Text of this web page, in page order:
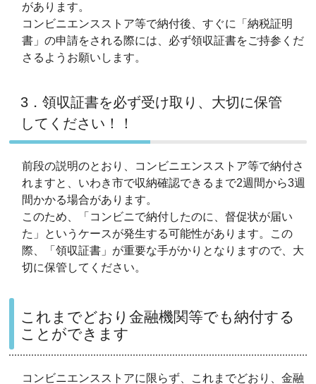
があります。
コンビニエンスストア等で納付後、すぐに「納税証明
書」の申請をされる際には、必ず領収証書をご持参くだ
さるようお願いします。
3．領収証書を必ず受け取り、大切に保管
してください！！
前段の説明のとおり、コンビニエンスストア等で納付さ
れますと、いわき市で収納確認できるまで2週間から3週
間かかる場合があります。
このため、「コンビニで納付したのに、督促状が届い
た」というケースが発生する可能性があります。この
際、「領収証書」が重要な手がかりとなりますので、大
切に保管してください。
これまでどおり金融機関等でも納付する
ことができます
コンビニエンスストアに限らず、これまでどおり、金融